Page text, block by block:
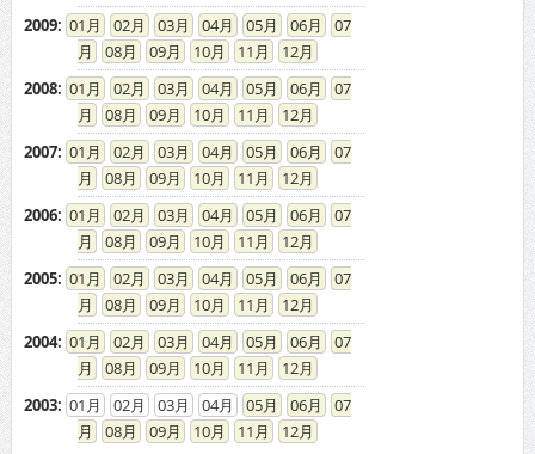
2009: 01 02 03 04 05 06
07
08
09 10 11
12
2008: 01 02 03 04 05 06
07
08
09 10 11
12
2007: 01 02 03 04 05 06
07
08
09 10 11
12
2006: 01 02 03 04 05 06
07
08
09 10 11
12
2005: 01 02 03 04 05 06
07
08
09 10 11
12
2004: 01 02 03 04 05 06
07
08
09 10 11
12
2003: 01 02 03 04 05 06
07
08
09 10 11 12